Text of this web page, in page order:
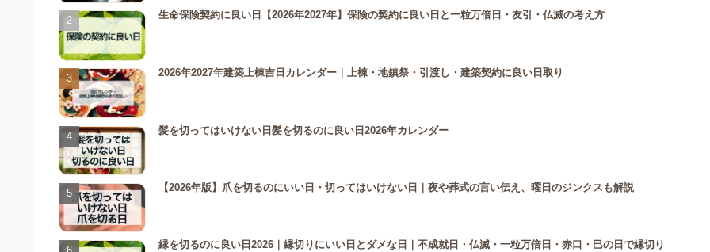
生命保険契約に良い日【2026年2027年】保険の契約に良い日と一粒万倍日・友引・仏滅の考え方
2026年2027年建築上棟吉日カレンダー｜上棟・地鎮祭・引渡し・建築契約に良い日取り
髪を切ってはいけない日髪を切るのに良い日2026年カレンダー
【2026年版】爪を切るのにいい日・切ってはいけない日｜夜や葬式の言い伝え、曜日のジンクスも解説
縁を切るのに良い日2026｜縁切りにいい日とダメな日｜不成就日・仏滅・一粒万倍日・赤口・巳の日で縁切り